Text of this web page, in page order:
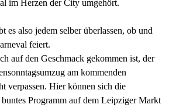
im Herzen der City umgehört.
es also jedem selber überlassen, ob und
feiert.
auf den Geschmack gekommen ist, der
am kommenden
verpassen. Hier können sich die
Programm auf dem Leipziger Markt